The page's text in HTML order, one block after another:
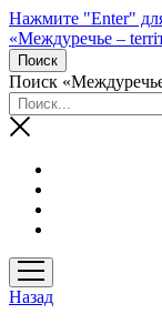
Нажмите "Enter"
«Междуречье –
Поиск
Поиск
открыть
меню
Назад